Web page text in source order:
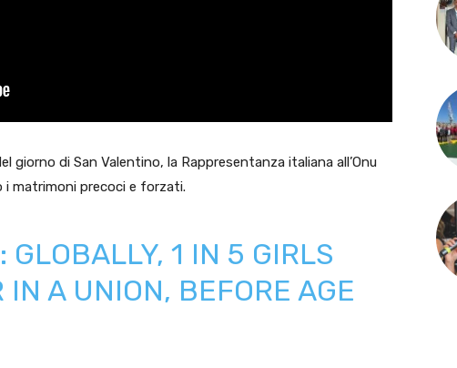
giorno di San Valentino, la Rappresentanza italiana all’Onu
i matrimoni precoci e forzati.
: GLOBALLY, 1 IN 5 GIRLS
IN A UNION, BEFORE AGE